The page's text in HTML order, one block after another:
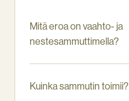
Mitä eroa on vaahto- ja
nestesammuttimella?
Kuinka sammutin toimii?